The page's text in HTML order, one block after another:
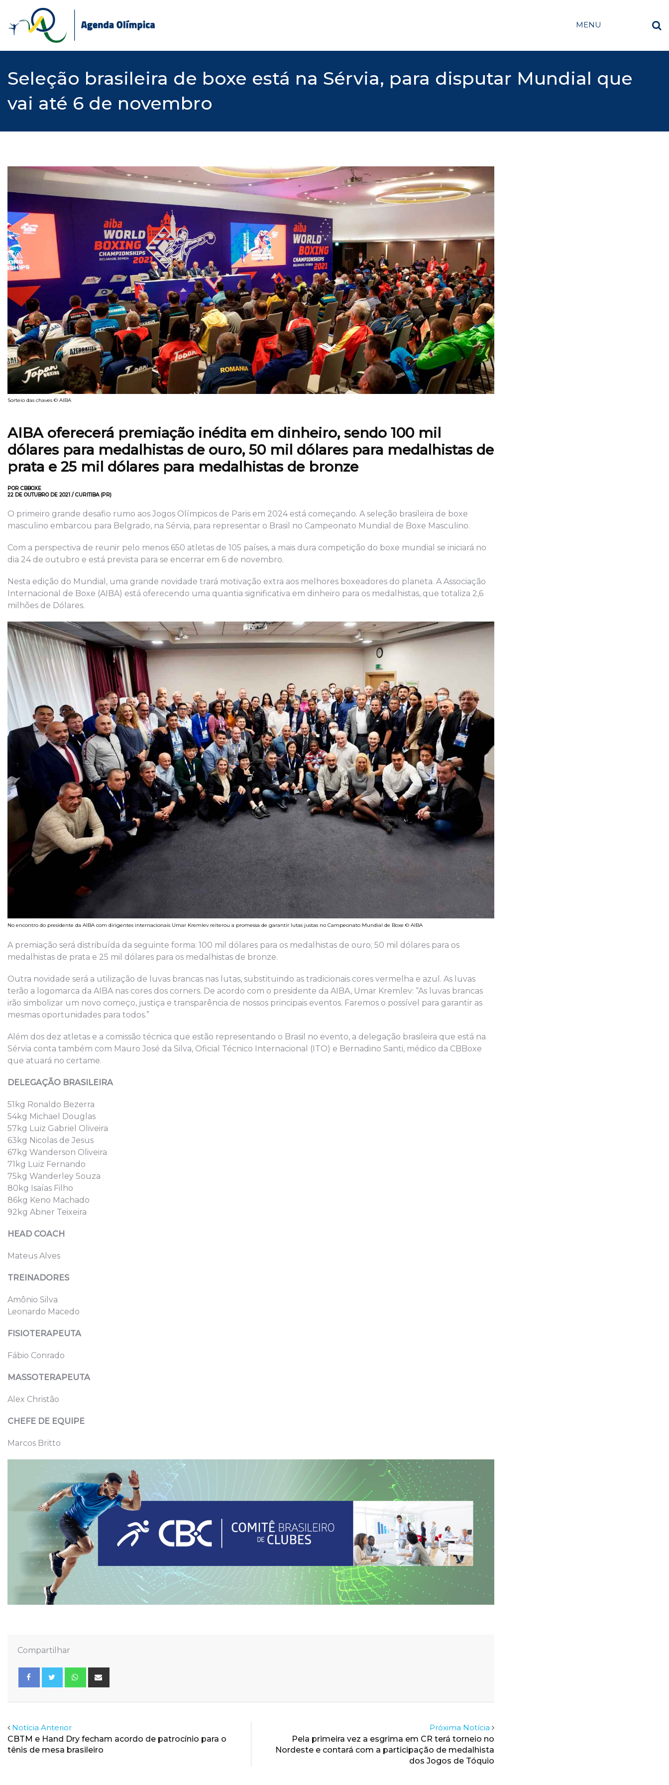
content
MENU
Seleção brasileira de boxe está na Sérvia, para disputar Mundial que
vai até 6 de novembro
Sorteio das chaves © AIBA
AIBA oferecerá premiação inédita em dinheiro, sendo 100 mil
dólares para medalhistas de ouro, 50 mil dólares para medalhistas de
prata e 25 mil dólares para medalhistas de bronze
POR CBBOXE
22 DE OUTUBRO DE 2021 / CURITIBA (PR)
O primeiro grande desafio rumo aos Jogos Olímpicos de Paris em 2024 está começando. A seleção brasileira de boxe
masculino embarcou para Belgrado, na Sérvia, para representar o Brasil no Campeonato Mundial de Boxe Masculino.
Com a perspectiva de reunir pelo menos 650 atletas de 105 países, a mais dura competição do boxe mundial se iniciará no
dia 24 de outubro e está prevista para se encerrar em 6 de novembro.
Nesta edição do Mundial, uma grande novidade trará motivação extra aos melhores boxeadores do planeta. A Associação
Internacional de Boxe (AIBA) está oferecendo uma quantia significativa em dinheiro para os medalhistas, que totaliza 2,6
milhões de Dólares.
No encontro do presidente da AIBA com dirigentes internacionais Umar Kremlev reiterou a promessa de garantir lutas justas no Campeonato Mundial de Boxe © AIBA
A premiação será distribuída da seguinte forma: 100 mil dólares para os medalhistas de ouro; 50 mil dólares para os
medalhistas de prata e 25 mil dólares para os medalhistas de bronze.
Outra novidade será a utilização de luvas brancas nas lutas, substituindo as tradicionais cores vermelha e azul. As luvas
terão a logomarca da AIBA nas cores dos corners. De acordo com o presidente da AIBA, Umar Kremlev: “As luvas brancas
irão simbolizar um novo começo, justiça e transparência de nossos principais eventos. Faremos o possível para garantir as
mesmas oportunidades para todos.”
Além dos dez atletas e a comissão técnica que estão representando o Brasil no evento, a delegação brasileira que está na
Sérvia conta também com Mauro José da Silva, Oficial Técnico Internacional (ITO) e Bernadino Santi, médico da CBBoxe
que atuará no certame.
DELEGAÇÃO BRASILEIRA
51kg Ronaldo Bezerra
54kg Michael Douglas
57kg Luiz Gabriel Oliveira
63kg Nicolas de Jesus
67kg Wanderson Oliveira
71kg Luiz Fernando
75kg Wanderley Souza
80kg Isaías Filho
86kg Keno Machado
92kg Abner Teixeira
HEAD COACH
Mateus Alves
TREINADORES
Amônio Silva
Leonardo Macedo
FISIOTERAPEUTA
Fábio Conrado
MASSOTERAPEUTA
Alex Christão
CHEFE DE EQUIPE
Marcos Britto
Compartilhar
Whatsapp
Notícia Anterior
CBTM e Hand Dry fecham acordo de patrocínio para o
tênis de mesa brasileiro
Próxima Notícia
Pela primeira vez a esgrima em CR terá torneio no
Nordeste e contará com a participação de medalhista
dos Jogos de Tóquio